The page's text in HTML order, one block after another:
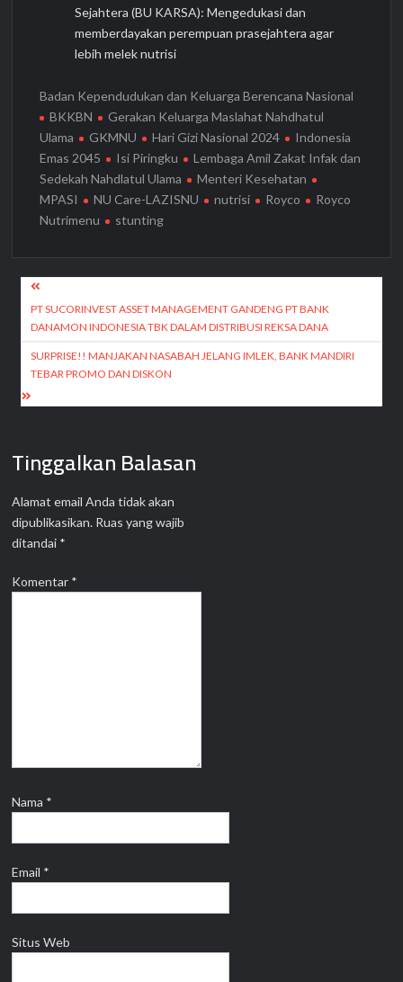
Sejahtera (BU KARSA): Mengedukasi dan
memberdayakan perempuan prasejahtera agar
lebih melek nutrisi
Badan Kependudukan dan Keluarga Berencana Nasional
BKKBN
Gerakan Keluarga Maslahat Nahdhatul
Ulama
GKMNU Hari Gizi Nasional 2024
Indonesia
Emas 2045
Isi Piringku
Lembaga Amil Zakat Infak dan
Sedekah Nahdlatul Ulama
Menteri Kesehatan
MPASI
NU Care-LAZISNU nutrisi Royco
Royco
Nutrimenu
stunting
Navigasi
pos
PT SUCORINVEST ASSET MANAGEMENT GANDENG PT BANK
DANAMON INDONESIA TBK DALAM DISTRIBUSI REKSA DANA
SURPRISE!! MANJAKAN NASABAH JELANG IMLEK, BANK MANDIRI
TEBAR PROMO DAN DISKON
Tinggalkan Balasan
Alamat email Anda tidak akan
dipublikasikan. Ruas yang wajib
ditandai *
Komentar *
Nama *
Email *
Situs Web